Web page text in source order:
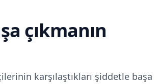
çıkmanın
karşılaştıkları şiddetle başa